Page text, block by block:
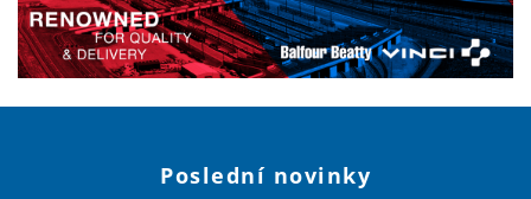
Poslední novinky